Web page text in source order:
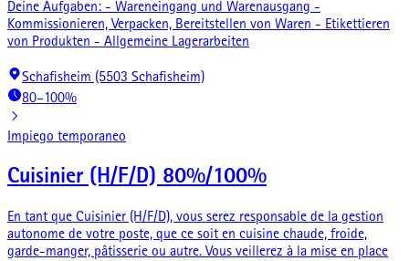
Deine Aufgaben: - Wareneingang und Warenausgang -
Kommissionieren, Verpacken, Bereitstellen von Waren - Etikettieren
von Produkten - Allgemeine Lagerarbeiten
Schafisheim (5503 Schafisheim)
80–100%
Impiego temporaneo
Cuisinier (H/F/D) 80%/100%
En tant que Cuisinier (H/F/D), vous serez responsable de la gestion
autonome de votre poste, que ce soit en cuisine chaude, froide,
garde-manger, pâtisserie ou autre. Vous veillerez à la mise en place